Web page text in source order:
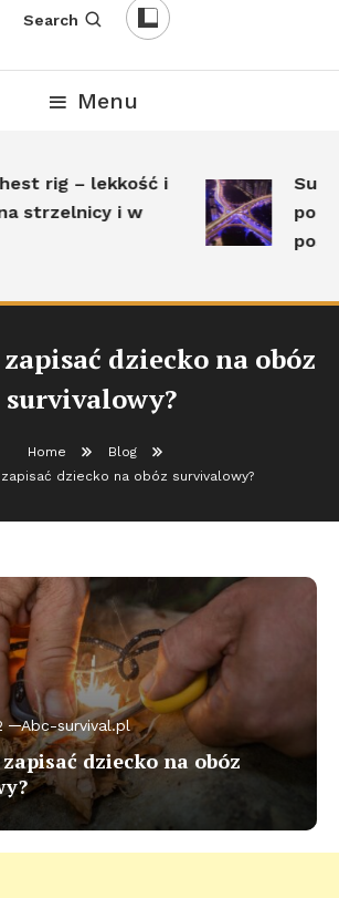
Search
Menu
rig – lekkość i
strzelnicy i w
dziecko na obóz
survivalowy?
Home
Blog
dziecko na obóz survivalowy?
Abc-survival.pl
dziecko na obóz